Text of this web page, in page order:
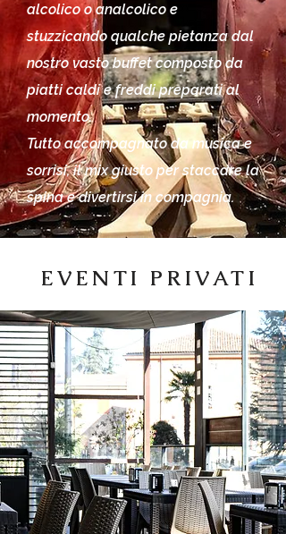
alcolico o analcolico e
stuzzicando qualche pietanza dal
nostro vasto buffet composto da
piatti caldi e freddi preparati al
momento.
Tutto accompagnato da musica e
sorrisi, il mix giusto per staccare la
spina e divertirsi in compagnia.
EVENTI PRIVATI